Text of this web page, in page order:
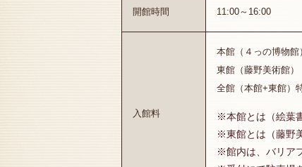
開館時間 11:00～16:00
入館料
本館（４っの博物
東館（藤野美術館
全館（本館+東館）
※本館とは（絵葉
※東館とは（藤野
※館内は、バリア